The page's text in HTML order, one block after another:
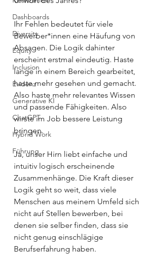
Dashboards
Diversity
Equity
Inclusion
Evidenz
Generative KI
ChatGPT
Hybrid Work
Führung
Ihr Fehlen bedeutet für viele
Bewerber*innen eine Häufung von
Absagen. Die Logik dahinter
erscheint erstmal eindeutig. Haste
lange in einem Bereich gearbeitet,
haste mehr gesehen und gemacht.
Also haste mehr relevantes Wissen
und passende Fähigkeiten. Also
wirste im Job bessere Leistung
bringen.
Ja, unser Hirn liebt einfache und
intuitiv logisch erscheinende
Zusammenhänge. Die Kraft dieser
Logik geht so weit, dass viele
Menschen aus meinem Umfeld sich
nicht auf Stellen bewerben, bei
denen sie selber finden, dass sie
nicht genug einschlägige
Berufserfahrung haben.